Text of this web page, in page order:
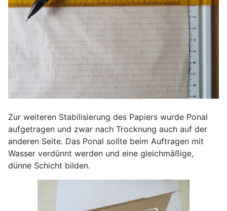
Zur weiteren Stabilisierung des Papiers wurde Ponal
aufgetragen und zwar nach Trocknung auch auf der
anderen Seite. Das Ponal sollte beim Auftragen mit
Wasser verdünnt werden und eine gleichmäßige,
dünne Schicht bilden.